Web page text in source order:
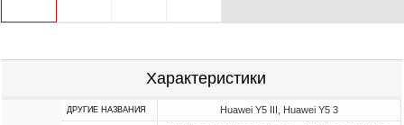
Характеристики
ДРУГИЕ НАЗВАНИЯ Huawei Y5 III, Huawei Y5 3